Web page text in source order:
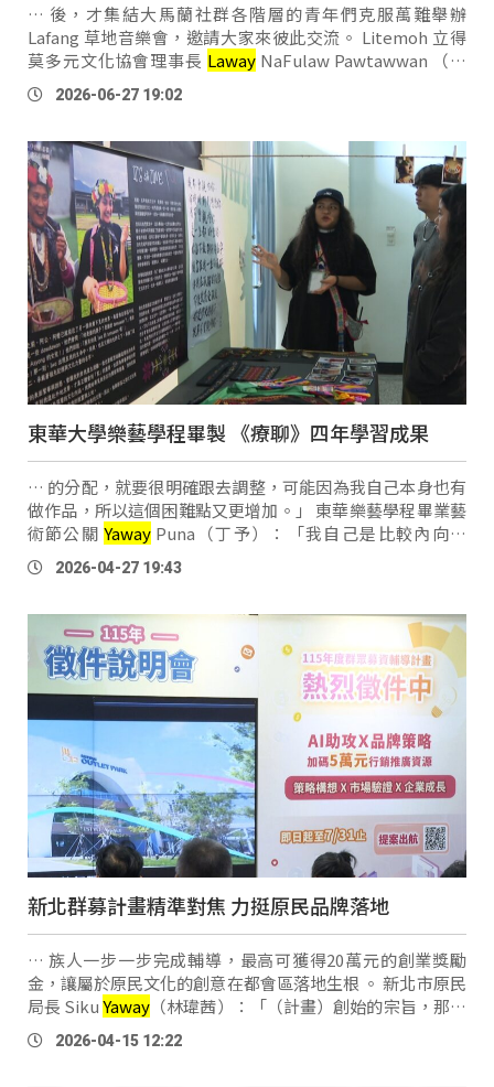
… 後，才集結大馬蘭社群各階層的青年們克服萬難舉辦
Lafang 草地音樂會，邀請大家來彼此交流。 Litemoh 立得
莫多元文化協會理事長 Laway NaFulaw Pawtawwan （陳
俊達）：「台灣原住民的文化真的非常的美，而且非常的
深。無論是在工藝上或者是在歌謠上，去跟部落的老人家學
2026-06-27 19:02
東華大學樂藝學程畢製 《療聊》四年學習成果
… 的分配，就要很明確跟去調整，可能因為我自己本身也有
做作品，所以這個困難點又更增加。」 東華樂藝學程畢業藝
術節公關 Yaway Puna（丁予）：「我自己是比較內向的
人，所以有時候打電話給（外界）會很怕，也是對自己的一
個突破，就是要跟外面去說我的想法 …
2026-04-27 19:43
新北群募計畫精準對焦 力挺原民品牌落地
… 族人一步一步完成輔導，最高可獲得20萬元的創業獎勵
金，讓屬於原民文化的創意在都會區落地生根 。 新北市原民
局長 SikuYaway （林瑋茜）：「（計畫）創始的宗旨，那就
是希望說我們的族人在都會區，有一些創業的想法，可能跟
文化或者說自己的本身的想法 …
2026-04-15 12:22